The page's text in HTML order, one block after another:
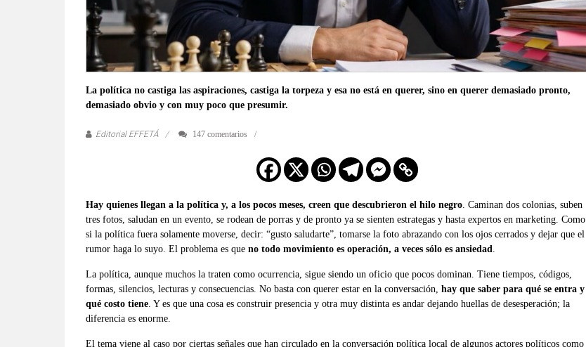
un
análisis
serio
de
las
mismas.
La política no castiga las aspiraciones, castiga la torpeza y esa no está en querer, sino en querer demasiado pronto,
demasiado obvio y con muy poco que presumir.
Editorial EFFETÁ 147 comentarios
Hay quienes llegan a la política y, a los pocos meses, creen que descubrieron el hilo negro . Caminan dos colonias, suben
tres fotos, saludan en un evento, se rodean de porras y de pronto ya se sienten estrategas y hasta expertos en marketing. Como
si la política fuera solamente moverse, decir: “gusto saludarte”, tomarse la foto abrazando con los ojos cerrados y dejar que el
rumor haga lo suyo. El problema es que no todo movimiento es operación, a veces sólo es ansiedad
La política, aunque muchos la traten como ocurrencia, sigue siendo un oficio que pocos dominan. Tiene tiempos, códigos,
formas, silencios, lecturas y consecuencias. No basta con querer estar en la conversación, hay que saber para qué se entra y
qué costo tiene . Y es que una cosa es construir presencia y otra muy distinta es andar dejando huellas de desesperación; la
diferencia es enorme.
El tema viene al caso por ciertas señales que han circulado en la conversación política local de algunos actores políticos como